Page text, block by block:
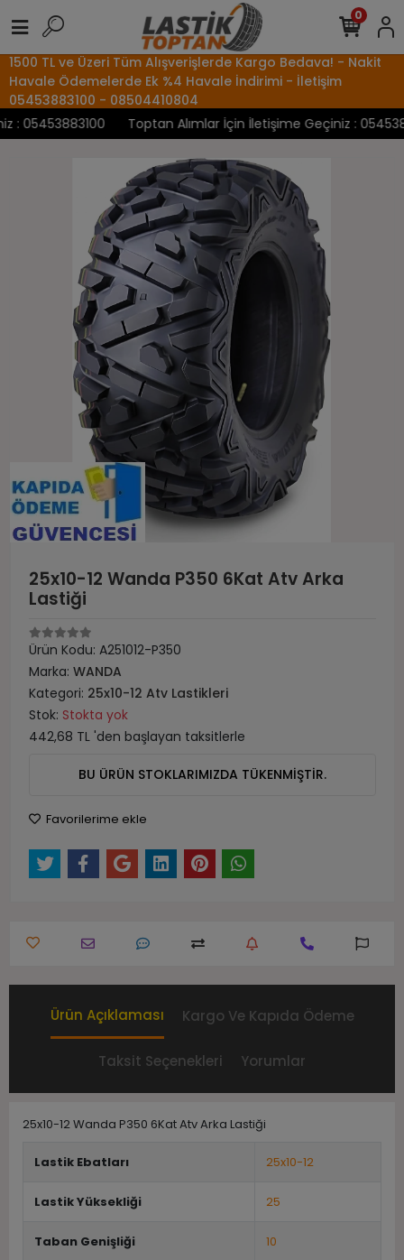
1500 TL ve Üzeri Tüm Alışverişlerde Kargo Bedava! - Nakit
Havale Ödemelerde Ek %4 Havale İndirimi - İletişim
05453883100 - 08504410804
Toptan Alımlar İçin İletişime Geçiniz :
0
25x10-12 Wanda P350 6Kat Atv Arka
Lastiği
Ürün Kodu: A251012-P350
Marka: WANDA
Kategori: 25x10-12 Atv Lastikleri
Stok: Stokta yok
442,68 TL 'den başlayan taksitlerle
BU ÜRÜN STOKLARIMIZDA TÜKENMİŞTİR.
Favorilerime ekle
Ürün Açıklaması Kargo Ve Kapıda Ödeme
Taksit Seçenekleri Yorumlar
25x10-12 Wanda P350 6Kat Atv Arka Lastiği
Lastik Ebatları 25x10-12
Lastik Yüksekliği 25
Taban Genişliği 10